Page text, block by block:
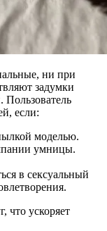
ни при
задумки
если:
моделью.
умницы.
в сексуальный
что ускоряет